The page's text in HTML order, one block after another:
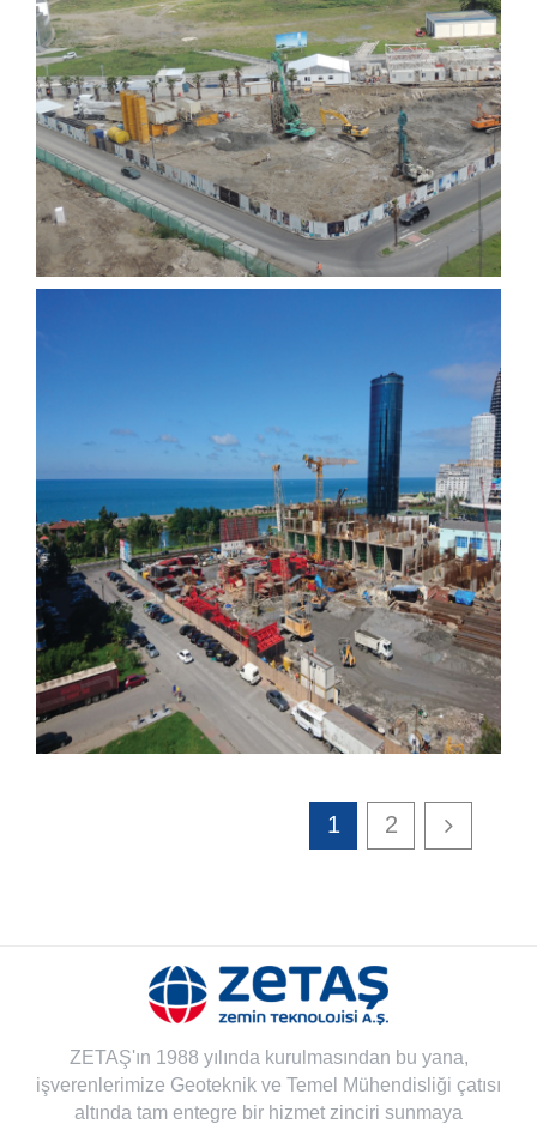
Porta Batumi Tower Konut
Projesi
Twin Tower Konut Projesi
1 2
ZETAŞ'ın 1988 yılında kurulmasından bu yana,
işverenlerimize Geoteknik ve Temel Mühendisliği çatısı
altında tam entegre bir hizmet zinciri sunmaya